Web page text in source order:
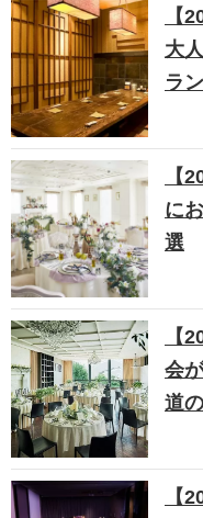
【
大
ラ
【
に
選
【
会
道
【